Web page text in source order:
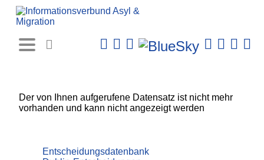
Der von Ihnen aufgerufene Datensatz ist nicht mehr
vorhanden und kann nicht angezeigt werden
Entscheidungsdatenbank